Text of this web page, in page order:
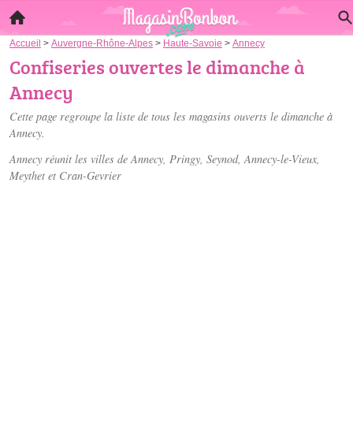
Accueil > Auvergne-Rhône-Alpes > Haute-Savoie > Annecy
Confiseries ouvertes le dimanche à
Annecy
Cette page regroupe la liste de tous les magasins ouverts le dimanche à
Annecy.
Annecy réunit les villes de Annecy, Pringy, Seynod, Annecy-le-Vieux,
Meythet et Cran-Gevrier